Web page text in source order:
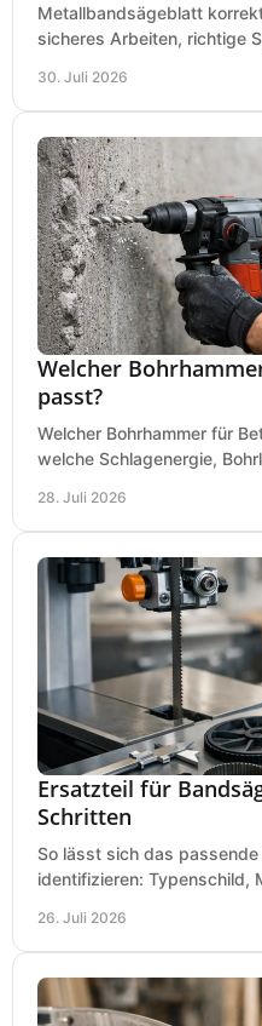
Metallbandsägeblatt
sicheres Arbeiten, richtige
30. Juli 2026
Welcher
passt?
Welcher Bohrhammer für
welche Schlagenergie,
28. Juli 2026
Ersatzteil für
Schritten
So lässt sich das
identifizieren: Typenschild,
26. Juli 2026